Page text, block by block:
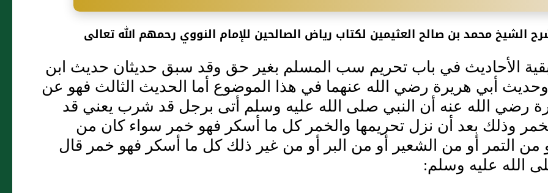
الشيخ محمد بن صالح العثيمين لكتاب رياض الصالحين للإمام النووي رحمهم الله تعالى
الأحاديث في باب تحريم سب المسلم بغير حق وقد سبق حديثان حديث ابن
أبي هريرة رضي الله عنهما في هذا الموضوع أما الحديث الثالث فهو عن
رضي الله عنه أن النبي صلى الله عليه وسلم أتى برجل قد شرب يعني قد
وذلك بعد أن نزل تحريمها والخمر كل ما أسكر فهو خمر سواء كان من
من التمر أو من الشعير أو من البر أو من غير ذلك كل ما أسكر فهو خمر قال
الله عليه وسلم: